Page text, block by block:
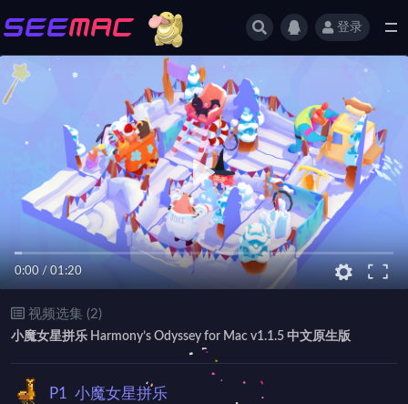
登录
0:00 / 01:20
视频选集 (2)
小魔女星拼乐 Harmony’s Odyssey for Mac v1.1.5 中文原生版
P1 小魔女星拼乐